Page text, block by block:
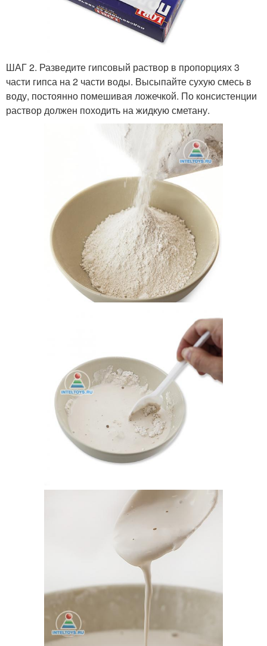
ШАГ 2. Разведите гипсовый раствор в пропорциях 3
части гипса на 2 части воды. Высыпайте сухую смесь в
воду, постоянно помешивая ложечкой. По консистенции
раствор должен походить на жидкую сметану.